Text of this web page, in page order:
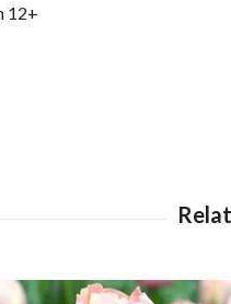
12+